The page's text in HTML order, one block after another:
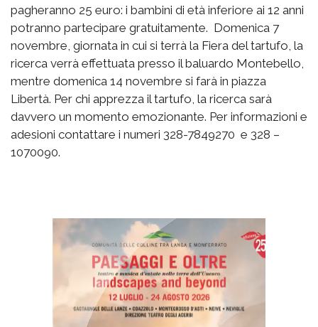
pagheranno 25 euro: i bambini di età inferiore ai 12 anni
potranno partecipare gratuitamente. Domenica 7
novembre, giornata in cui si terrà la Fiera del tartufo, la
ricerca verrà effettuata presso il baluardo Montebello,
mentre domenica 14 novembre si farà in piazza
Libertà. Per chi apprezza il tartufo, la ricerca sarà
davvero un momento emozionante. Per informazioni e
adesioni contattare i numeri 328-7849270 e 328 –
1070090.